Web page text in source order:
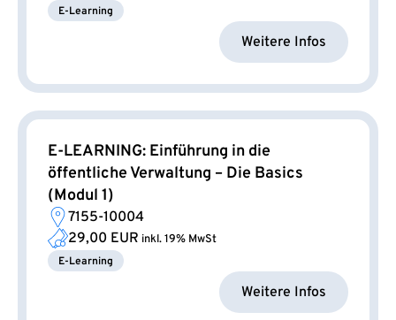
E-Learning
Weitere Infos
E-LEARNING: Einführung in die
öffentliche Verwaltung – Die Basics
(Modul 1)
7155-10004
29,00 EUR inkl. 19% MwSt
E-Learning
Weitere Infos